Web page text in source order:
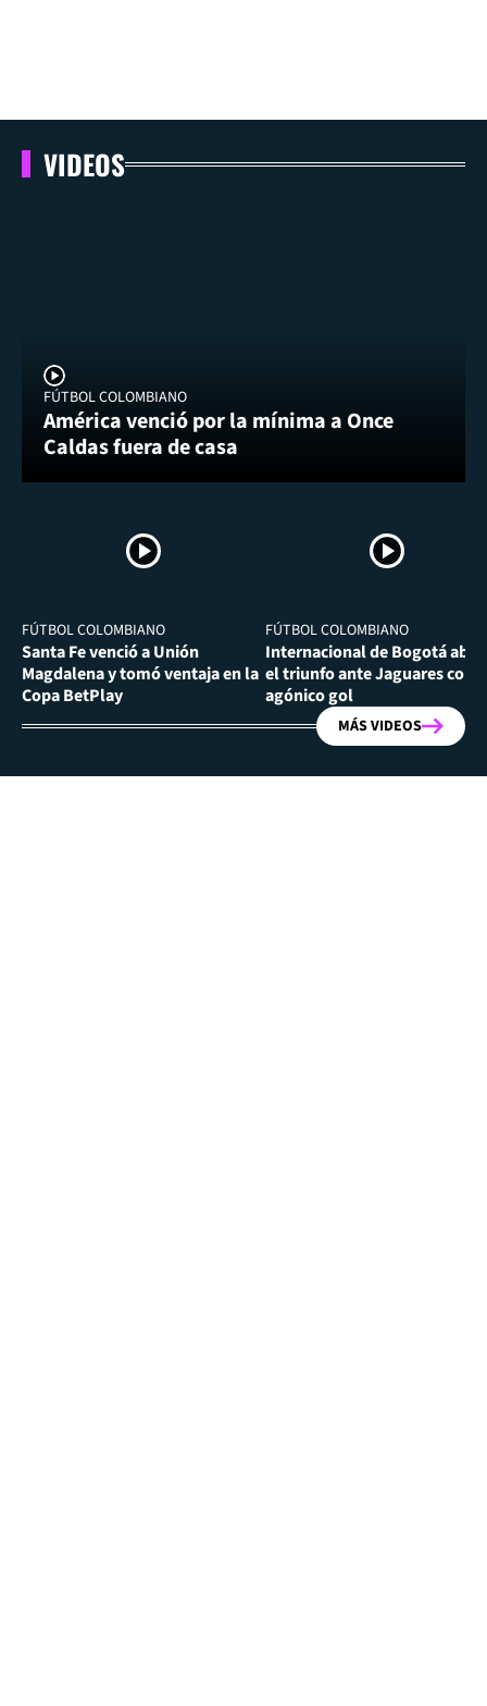
VIDEOS
FÚTBOL COLOMBIANO
América venció por la mínima a Once
Caldas fuera de casa
FÚTBOL COLOMBIANO
Santa Fe venció a Unión
Magdalena y tomó ventaja en la
Copa BetPlay
FÚTBOL COLOMBIANO
Internacional de Bogotá
el triunfo ante Jaguares con
agónico gol
MÁS VIDEOS